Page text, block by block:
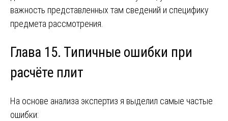
важность представленных там сведений и специфику
предмета рассмотрения.
Глава 15. Типичные ошибки при
расчёте плит
На основе анализа экспертиз я выделил самые частые
ошибки: